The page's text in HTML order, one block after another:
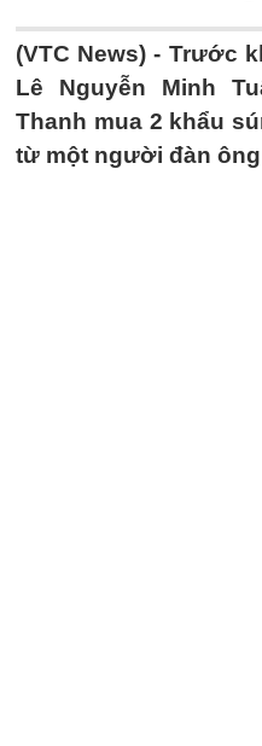
(VTC News) - Trước
Lê Nguyễn Minh
Thanh mua 2 khẩu
từ một người đàn